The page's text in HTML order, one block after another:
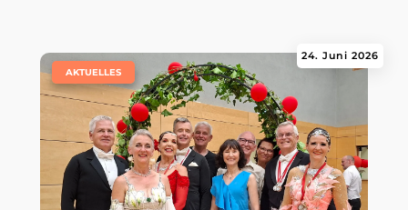
24. Juni 2026
AKTUELLES